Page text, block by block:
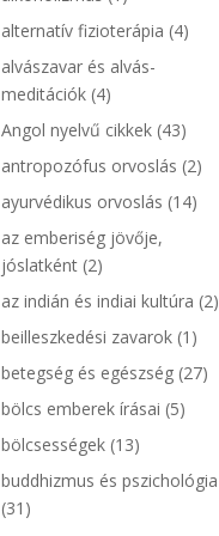
alternatív fizioterápia (4)
alvászavar és alvás-
meditációk (4)
Angol nyelvű cikkek (43)
antropozófus orvoslás (2)
ayurvédikus orvoslás (14)
az emberiség jövője,
jóslatként (2)
az indián és indiai kultúra (2)
beilleszkedési zavarok (1)
betegség és egészség (27)
bölcs emberek írásai (5)
bölcsességek (13)
buddhizmus és pszichológia
(31)